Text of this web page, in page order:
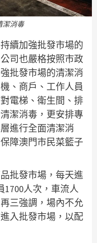
潔消毒
續加強批發市場的
司也嚴格按照市政
批發市場的清潔消
、商戶、工作人員
電梯、衛生間、排
潔消毒，更安排專
進行全面清潔消
障澳門市民菜籃子
批發市場，每天進
1700人次，車流人
三強調，場內不允
入批發市場，以配